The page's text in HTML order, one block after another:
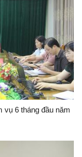
vụ 6 tháng đầu năm